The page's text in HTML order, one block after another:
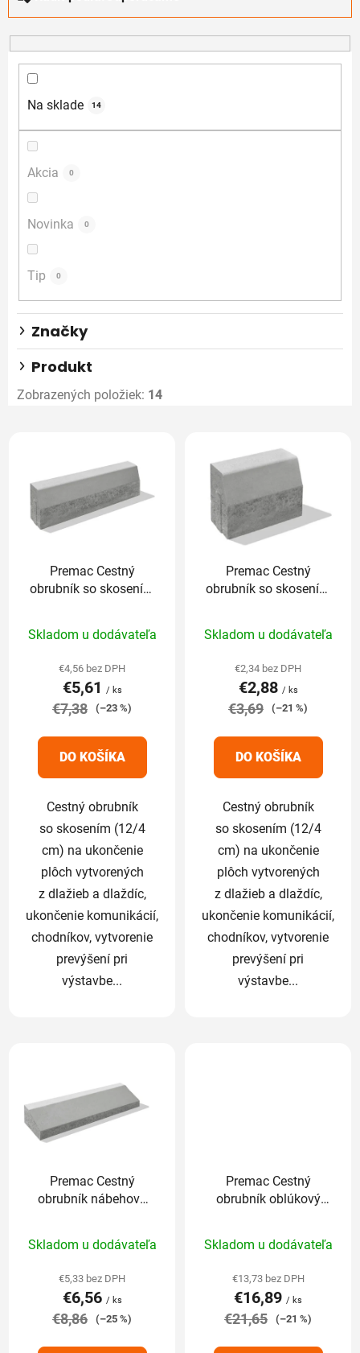
d
e
n
p
v
Na sklade 14
Akcia 0
Novinka 0
Tip 0
Značky
Produkt
Zobrazených položiek: 14
Premac Cestný
obrubník so skosením
hodnotenie
produktu
je
5,0
5
hviezdičiek.
Skladom u dodávateľa
€4,56 bez DPH
€5,61 / ks
€7,38 (–23 %)
DO KOŠÍKA
Cestný obrubník
so skosením (12/4
cm) na ukončenie
plôch vytvorených
z dlažieb a dlaždíc,
ukončenie komunikácií,
chodníkov, vytvorenie
prevýšení pri
výstavbe...
Premac Cestný
obrubník so skosením
hodnotenie
produktu
je
5,0
5
hviezdičiek.
Skladom u dodávateľa
€2,34 bez DPH
€2,88 / ks
€3,69 (–21 %)
DO KOŠÍKA
Cestný obrubník
so skosením (12/4
cm) na ukončenie
plôch vytvorených
z dlažieb a dlaždíc,
ukončenie komunikácií,
chodníkov, vytvorenie
prevýšení pri
výstavbe...
Premac Cestný
obrubník nábehový
hodnotenie
produktu
je
5,0
Skladom u dodávateľa
€5,33 bez DPH
€6,56 / ks
€8,86 (–25 %)
Premac Cestný
obrubník oblúkový
hodnotenie
produktu
je
5,0
Skladom u dodávateľa
€13,73 bez DPH
€16,89 / ks
€21,65 (–21 %)